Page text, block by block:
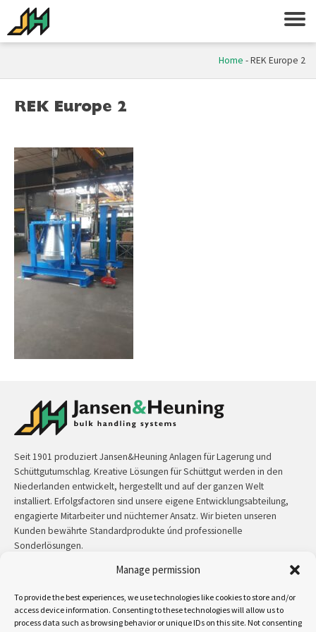
Manage permission
To provide the best experiences, we use technologies like cookies to store and/or
access device information. Consenting to these technologies will allow us to
process data such as browsing behavior or unique IDs on this site. Not consenting
Home -REK Europe 2
REK Europe 2
Seit 1901 produziert Jansen&Heuning Anlagen für Lagerung und
Schüttgutumschlag. Kreative Lösungen für Schüttgut werden in den
Niederlanden entwickelt, hergestellt und auf der ganzen Welt
installiert. Erfolgsfactoren sind unsere eigene Entwicklungsabteilung,
engagierte Mitarbeiter und nüchterner Ansatz. Wir bieten unseren
Kunden bewährte Standardprodukte únd professionelle
Sonderlösungen.
+31 (0)50 3126 448/sales@jh.nl
mehr lesen